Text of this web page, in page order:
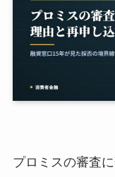
プロミスの審査